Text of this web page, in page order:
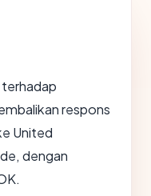
respons
United
dengan